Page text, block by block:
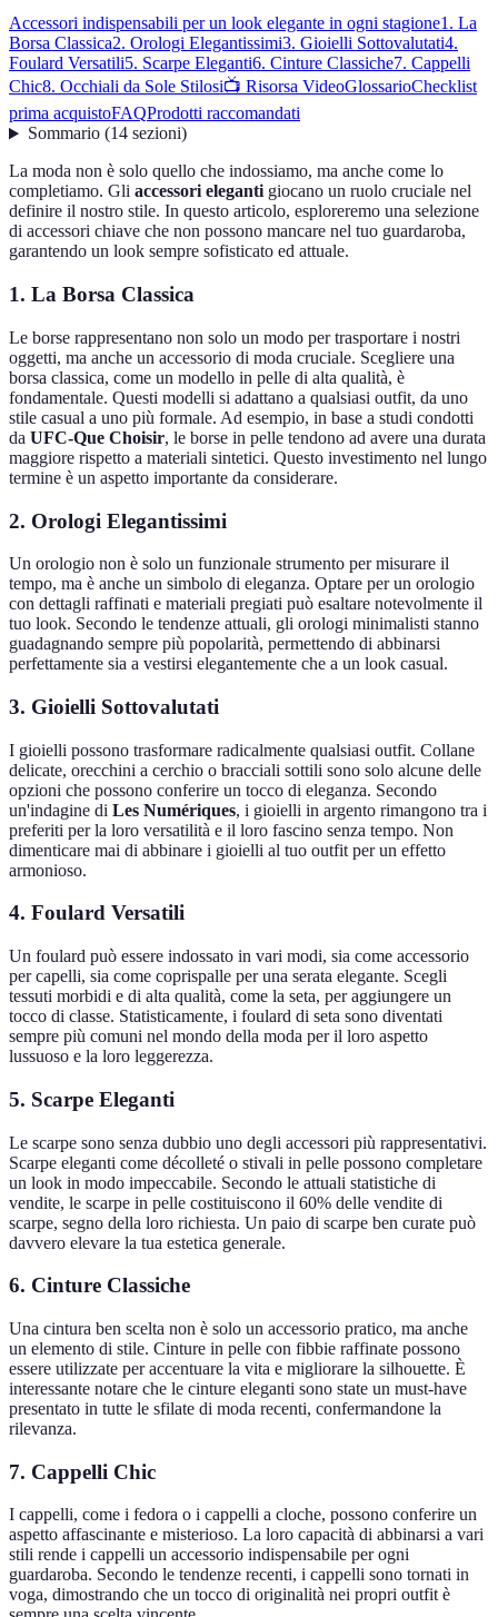
Accessori indispensabili per un look elegante in ogni stagione1. La
Borsa Classica2. Orologi Elegantissimi3. Gioielli Sottovalutati4.
Foulard Versatili5. Scarpe Eleganti6. Cinture Classiche7. Cappelli
Chic8. Occhiali da Sole Stilosi📺 Risorsa VideoGlossarioChecklist
prima acquistoFAQProdotti raccomandati
Sommario(14 sezioni)
La moda non è solo quello che indossiamo, ma anche come lo
completiamo. Gli accessori elegantigiocano un ruolo cruciale nel
definire il nostro stile. In questo articolo, esploreremo una selezione
di accessori chiave che non possono mancare nel tuo guardaroba,
garantendo un look sempre sofisticato ed attuale.
1. La Borsa Classica
Le borse rappresentano non solo un modo per trasportare i nostri
oggetti, ma anche un accessorio di moda cruciale. Scegliere una
borsa classica, come un modello in pelle di alta qualità, è
fondamentale. Questi modelli si adattano a qualsiasi outfit, da uno
stile casual a uno più formale. Ad esempio, in base a studi condotti
da UFC-Que Choisir, le borse in pelle tendono ad avere una durata
maggiore rispetto a materiali sintetici. Questo investimento nel lungo
termine è un aspetto importante da considerare.
2. Orologi Elegantissimi
Un orologio non è solo un funzionale strumento per misurare il
tempo, ma è anche un simbolo di eleganza. Optare per un orologio
con dettagli raffinati e materiali pregiati può esaltare notevolmente il
tuo look. Secondo le tendenze attuali, gli orologi minimalisti stanno
guadagnando sempre più popolarità, permettendo di abbinarsi
perfettamente sia a vestirsi elegantemente che a un look casual.
3. Gioielli Sottovalutati
I gioielli possono trasformare radicalmente qualsiasi outfit. Collane
delicate, orecchini a cerchio o bracciali sottili sono solo alcune delle
opzioni che possono conferire un tocco di eleganza. Secondo
un'indagine di Les Numériques, i gioielli in argento rimangono tra i
preferiti per la loro versatilità e il loro fascino senza tempo. Non
dimenticare mai di abbinare i gioielli al tuo outfit per un effetto
armonioso.
4. Foulard Versatili
Un foulard può essere indossato in vari modi, sia come accessorio
per capelli, sia come coprispalle per una serata elegante. Scegli
tessuti morbidi e di alta qualità, come la seta, per aggiungere un
tocco di classe. Statisticamente, i foulard di seta sono diventati
sempre più comuni nel mondo della moda per il loro aspetto
lussuoso e la loro leggerezza.
5. Scarpe Eleganti
Le scarpe sono senza dubbio uno degli accessori più rappresentativi.
Scarpe eleganti come décolleté o stivali in pelle possono completare
un look in modo impeccabile. Secondo le attuali statistiche di
vendite, le scarpe in pelle costituiscono il 60% delle vendite di
scarpe, segno della loro richiesta. Un paio di scarpe ben curate può
davvero elevare la tua estetica generale.
6. Cinture Classiche
Una cintura ben scelta non è solo un accessorio pratico, ma anche
un elemento di stile. Cinture in pelle con fibbie raffinate possono
essere utilizzate per accentuare la vita e migliorare la silhouette. È
interessante notare che le cinture eleganti sono state un must-have
presentato in tutte le sfilate di moda recenti, confermandone la
rilevanza.
7. Cappelli Chic
I cappelli, come i fedora o i cappelli a cloche, possono conferire un
aspetto affascinante e misterioso. La loro capacità di abbinarsi a vari
stili rende i cappelli un accessorio indispensabile per ogni
guardaroba. Secondo le tendenze recenti, i cappelli sono tornati in
voga, dimostrando che un tocco di originalità nei propri outfit è